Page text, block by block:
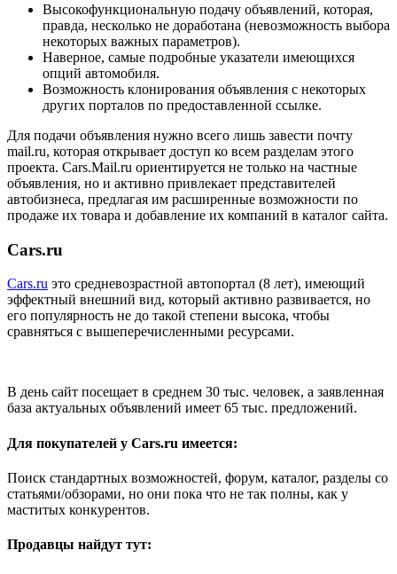
Высокофункциональную подачу объявлений, которая,
правда, несколько не доработана (невозможность выбора
некоторых важных параметров).
Наверное, самые подробные указатели имеющихся
опций автомобиля.
Возможность клонирования объявления с некоторых
других порталов по предоставленной ссылке.
Для подачи объявления нужно всего лишь завести почту
mail.ru, которая открывает доступ ко всем разделам этого
проекта. Cars.Mail.ru ориентируется не только на частные
объявления, но и активно привлекает представителей
автобизнеса, предлагая им расширенные возможности по
продаже их товара и добавление их компаний в каталог сайта.
Cars.ru
Cars.ru это средневозрастной автопортал (8 лет), имеющий
эффектный внешний вид, который активно развивается, но
его популярность не до такой степени высока, чтобы
сравняться с вышеперечисленными ресурсами.
В день сайт посещает в среднем 30 тыс. человек, а заявленная
база актуальных объявлений имеет 65 тыс. предложений.
Для покупателей у Cars.ru имеется:
Поиск стандартных возможностей, форум, каталог, разделы со
статьями/обзорами, но они пока что не так полны, как у
маститых конкурентов.
Продавцы найдут тут: